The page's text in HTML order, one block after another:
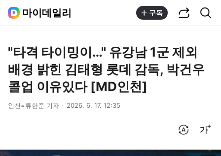
마이데일리 구독
"타격 타이밍이…" 유강남 1군 제외
배경 밝힌 김태형 롯데 감독, 박건우
콜업 이유있다 [MD인천]
인천=류한준 기자 2026. 6. 17. 12:35